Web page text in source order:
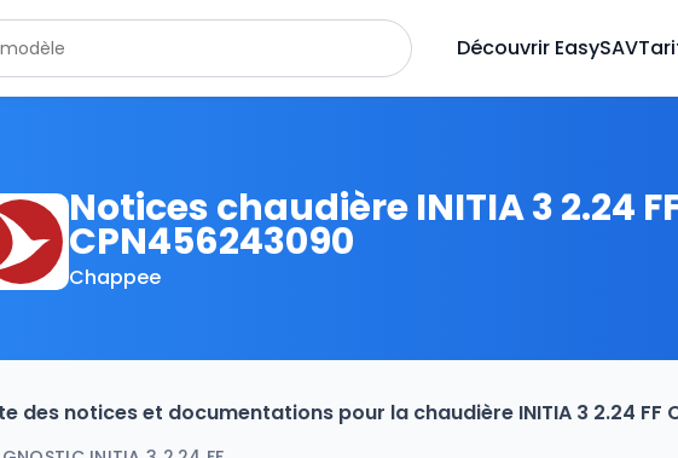
Découvrir EasySAV
Notices chaudière INITIA 3 2.24
CPN456243090
Chappee
des notices et documentations pour la chaudière INITIA 3 2.24 FF